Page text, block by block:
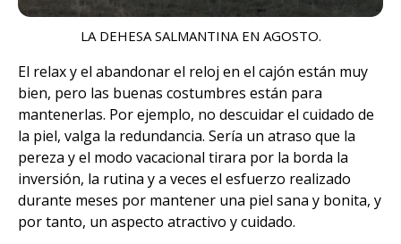
LA DEHESA SALMANTINA EN AGOSTO.
El relax y el abandonar el reloj en el cajón están muy
bien, pero las buenas costumbres están para
mantenerlas. Por ejemplo, no descuidar el cuidado de
la piel, valga la redundancia. Sería un atraso que la
pereza y el modo vacacional tirara por la borda la
inversión, la rutina y a veces el esfuerzo realizado
durante meses por mantener una piel sana y bonita, y
por tanto, un aspecto atractivo y cuidado.